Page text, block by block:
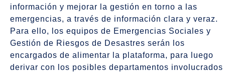
información y mejorar la gestión en torno a las
emergencias, a través de información clara y veraz.
Para ello, los equipos de Emergencias Sociales y
Gestión de Riesgos de Desastres serán los
encargados de alimentar la plataforma, para luego
derivar con los posibles departamentos involucrados